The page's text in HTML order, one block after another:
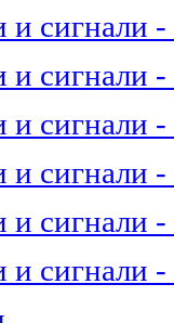
сигнали -
сигнали -
сигнали -
сигнали -
сигнали -
сигнали -